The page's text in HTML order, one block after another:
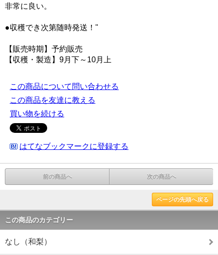
非常に良い。
●収穫でき次第随時発送！"
【販売時期】予約販売
【収穫・製造】9月下～10月上
この商品について問い合わせる
この商品を友達に教える
買い物を続ける
はてなブックマークに登録する
前の商品へ 次の商品へ
ページの先頭へ戻る
この商品のカテゴリー
なし（和梨）